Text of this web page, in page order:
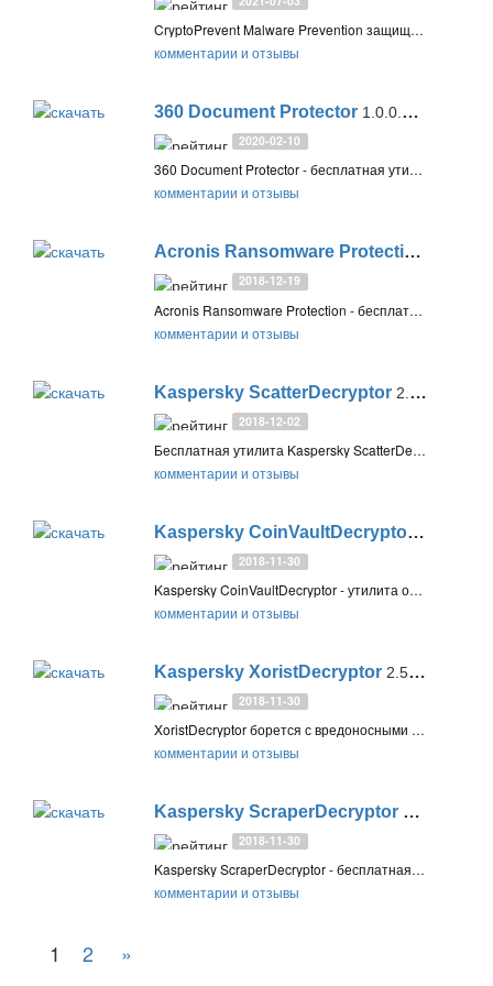
CryptoPrevent Malware Prevention защищает систему Windows от шифровальщиков, троянов-вымогателей и других угроз, которые шифруют личные файлы на ПК пользователя с последующим предложением восстановить их за деньги
комментарии и отзывы
360 Document Protector 1.0.0.1202
2020-02-10
360 Document Protector - бесплатная утилита для защиты от шифровальщиков путем отслеживания и автоматического резервного копирования изменяемых файлов и документов
комментарии и отзывы
Acronis Ransomware Protection
2018-12-19
Acronis Ransomware Protection - бесплатный инструмент для защиты от шифровальщиков в режиме реального времени. Использует технологию Acronis Active Protection и предоставляет бесплатно 5 ГБ в облачном хранилище для защиты важных документов
комментарии и отзывы
Kaspersky ScatterDecryptor 2.0.1.5
2018-12-02
Бесплатная утилита Kaspersky ScatterDecryptor от вЂќЛаборатории КасперскоговЂќ предназначена для расшифровки файлов, зашифрованных вредоносной программой Trojan-Ransom.BAT.Scatter. Cодержит ключи для файлов с расширениями: .pzdc, .crypt, .good
комментарии и отзывы
Kaspersky CoinVaultDecryptor1.0.0.6
2018-11-30
Kaspersky CoinVaultDecryptor - утилита от «Лаборатории Касперского», которая помогает восстановить данные, заблокированные шифровальщиком CoinVault (Trojan-Ransom.MSIL.CoinVault)
комментарии и отзывы
Kaspersky XoristDecryptor 2.5.4.3
2018-11-30
XoristDecryptor борется с вредоносными программами семейства Trojan-Ransom.Win32.Xorist, Trojan-Ransom.MSIL.Vandev
комментарии и отзывы
Kaspersky ScraperDecryptor 1.0.0.4
2018-11-30
Kaspersky ScraperDecryptor - бесплатная утилита от «Лаборатории Касперского» для расшифровки файлов, зашифрованных вредоносной программой Trojan-Ransom.Win32.Scraper
комментарии и отзывы
1 2 »